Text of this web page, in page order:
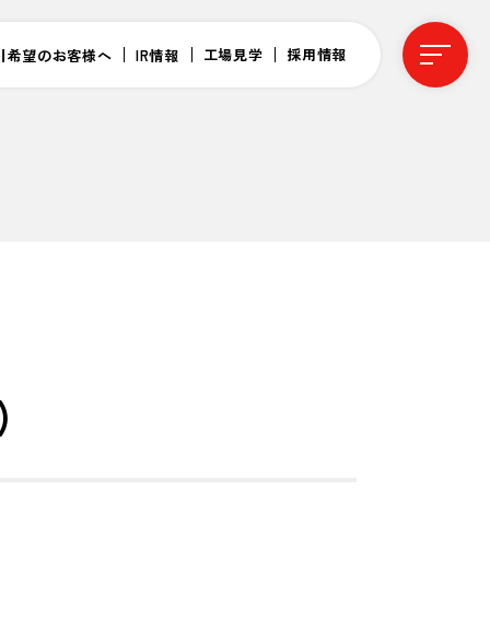
希望のお客様へ IR情報 工場見学 採用情報